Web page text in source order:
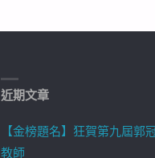
近期文章
【金榜題名】狂賀第九屆
教師